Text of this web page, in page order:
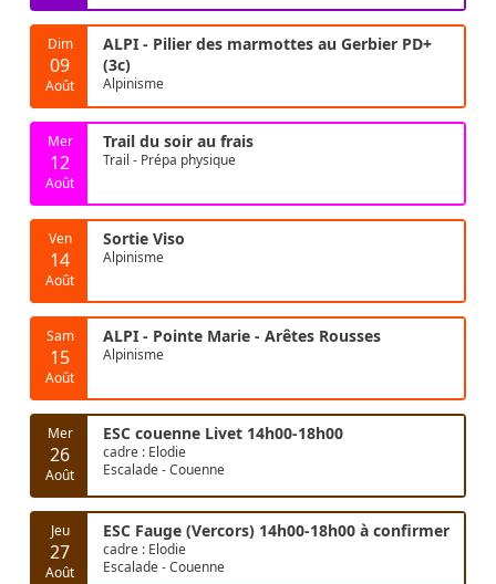
Dim
09
Août
ALPI - Pilier des marmottes au Gerbier PD+
(3c)
Alpinisme
Mer
12
Août
Trail du soir au frais
Trail - Prépa physique
Ven
14
Août
Sortie Viso
Alpinisme
Sam
15
Août
ALPI - Pointe Marie - Arêtes Rousses
Alpinisme
Mer
26
Août
ESC couenne Livet 14h00-18h00
cadre : Elodie
Escalade - Couenne
Jeu
27
Août
ESC Fauge (Vercors) 14h00-18h00 à confirmer
cadre : Elodie
Escalade - Couenne